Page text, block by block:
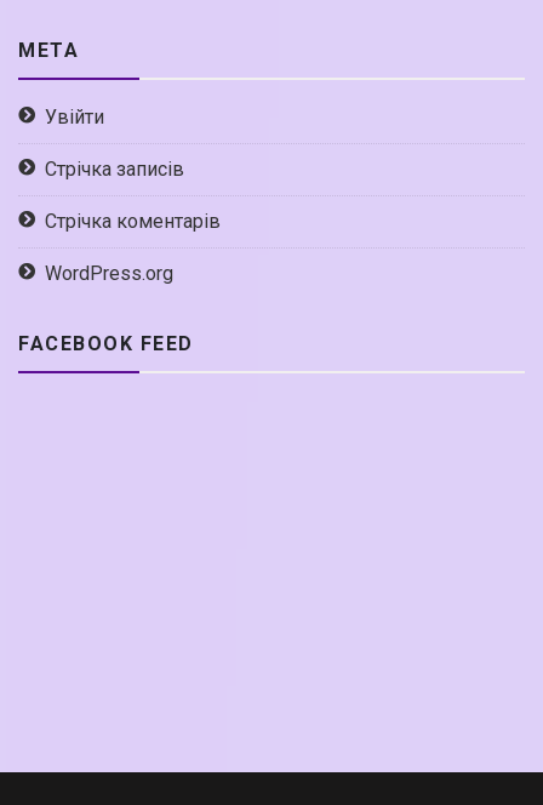
МЕТА
Увійти
Стрічка записів
Стрічка коментарів
WordPress.org
FACEBOOK FEED